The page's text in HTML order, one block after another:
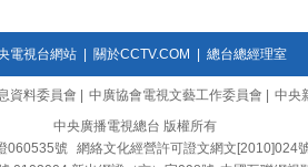
電視台網站| 關於CCTV.COM 總台總經理室
資料委員會 中廣協會電視文藝工作委員會
中央
中央廣播電視總台 版權所有
060535號
網絡文化經營許可證文網文[2010]024